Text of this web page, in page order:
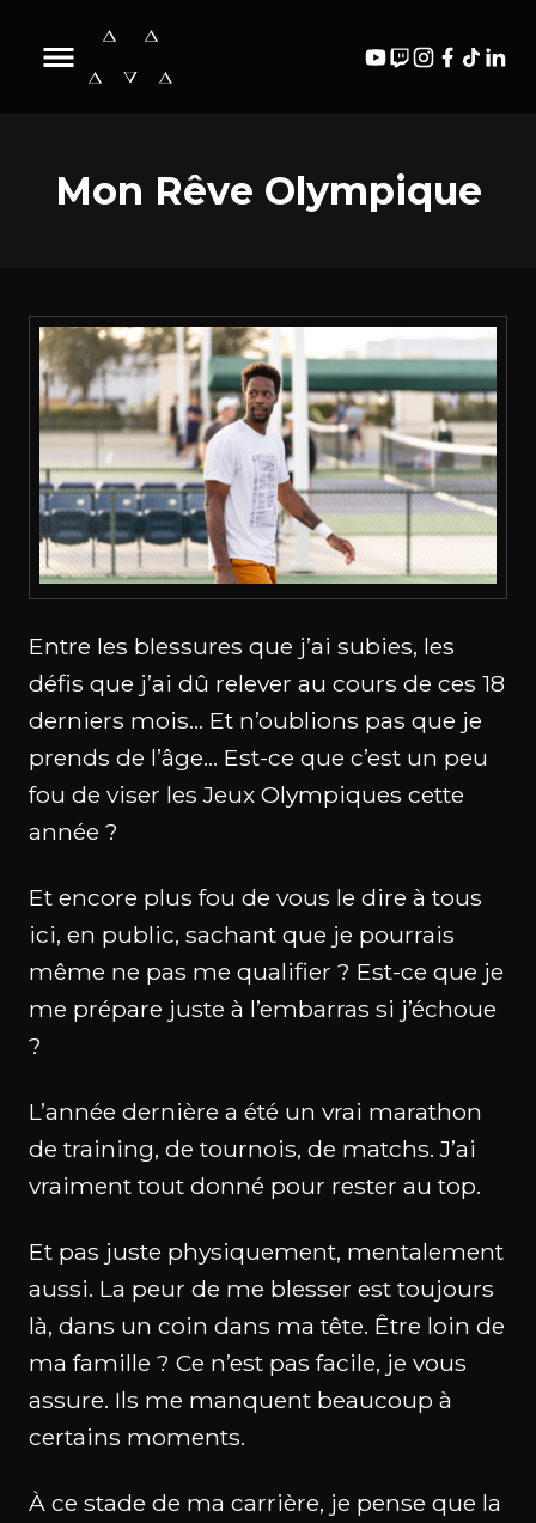
Actualité
Blog
Mon Rêve Olympique
Entre les blessures que j’ai subies, les
défis que j’ai dû relever au cours de ces 18
derniers mois… Et n’oublions pas que je
prends de l’âge… Est-ce que c’est un peu
fou de viser les Jeux Olympiques cette
année ?
Et encore plus fou de vous le dire à tous
ici, en public, sachant que je pourrais
même ne pas me qualifier ? Est-ce que je
me prépare juste à l’embarras si j’échoue
?
L’année dernière a été un vrai marathon
de training, de tournois, de matchs. J’ai
vraiment tout donné pour rester au top.
Et pas juste physiquement, mentalement
aussi. La peur de me blesser est toujours
là, dans un coin dans ma tête. Être loin de
ma famille ? Ce n’est pas facile, je vous
assure. Ils me manquent beaucoup à
certains moments.
À ce stade de ma carrière, je pense que la